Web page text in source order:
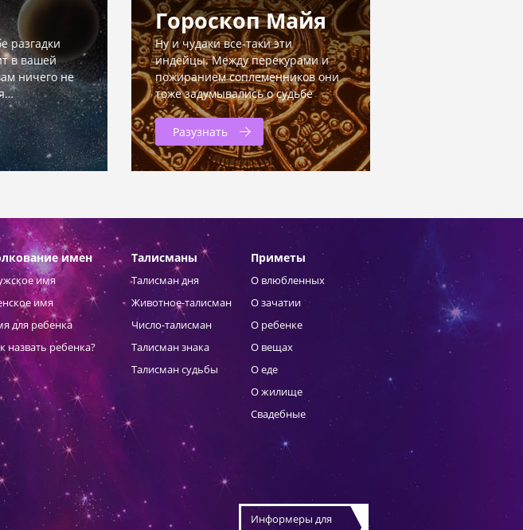
разгадки
в вашей
ничего не
Гороскоп Майя
Ну и чудаки все-таки эти
индейцы. Между перекурами и
пожиранием соплеменников они
тоже задумывались о судьбе
Разузнать
имен
имя
имя
для ребенка
назвать ребенка?
Талисманы
Талисман дня
Животное-талисман
Число-талисман
Талисман знака
Талисман судьбы
Приметы
О влюбленных
О зачатии
О ребенке
О вещах
О еде
О жилище
Свадебные
Информеры для